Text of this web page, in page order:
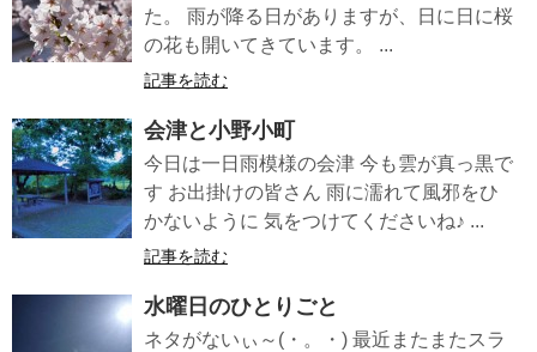
た。 雨が降る日がありますが、日に日に桜
の花も開いてきています。 ...
記事を読む
会津と小野小町
今日は一日雨模様の会津 今も雲が真っ黒で
す お出掛けの皆さん 雨に濡れて風邪をひ
かないように 気をつけてくださいね♪ ...
記事を読む
水曜日のひとりごと
ネタがないぃ～(・。・) 最近またまたスラ